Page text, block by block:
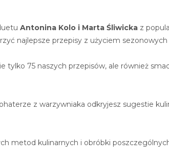
Antonina Kolo i Marta Śliwickaz
najlepsze przepisy z użyciem
tylko 75 naszych przepisów, ale również
z warzywniaka odkryjesz sugestie
metod kulinarnych i obróbki